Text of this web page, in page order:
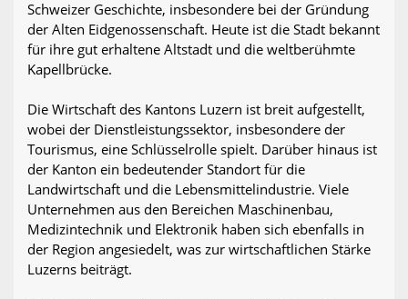
Schweizer Geschichte, insbesondere bei der Gründung
der Alten Eidgenossenschaft. Heute ist die Stadt bekannt
für ihre gut erhaltene Altstadt und die weltberühmte
Kapellbrücke.
Die Wirtschaft des Kantons Luzern ist breit aufgestellt,
wobei der Dienstleistungssektor, insbesondere der
Tourismus, eine Schlüsselrolle spielt. Darüber hinaus ist
der Kanton ein bedeutender Standort für die
Landwirtschaft und die Lebensmittelindustrie. Viele
Unternehmen aus den Bereichen Maschinenbau,
Medizintechnik und Elektronik haben sich ebenfalls in
der Region angesiedelt, was zur wirtschaftlichen Stärke
Luzerns beiträgt.